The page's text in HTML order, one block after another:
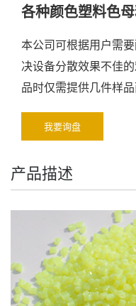
各种颜色塑料色
本公司可根据用户需
决设备分散效果不佳
品时仅需提供几件样
我要询盘
产品描述